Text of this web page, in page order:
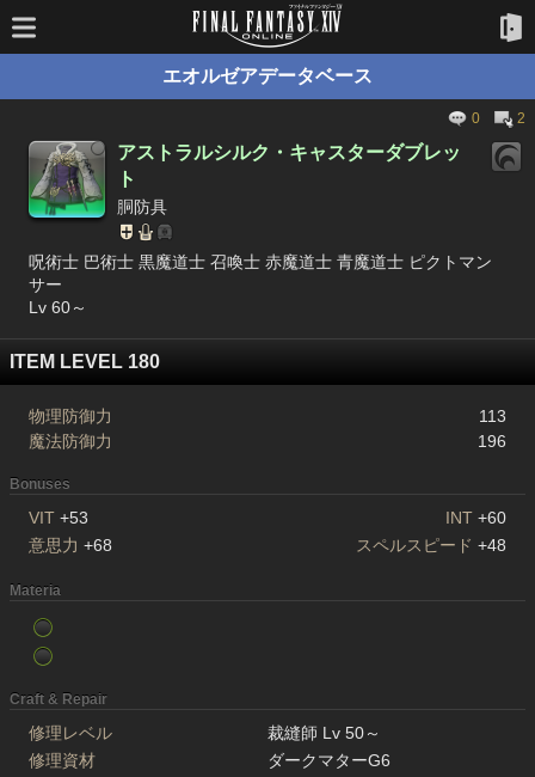
エオルゼアデータベース
0 2
アストラルシルク・キャスターダブレッ
ト
胴防具
呪術士 巴術士 黒魔道士 召喚士 赤魔道士 青魔道士 ピクトマン
サー
Lv 60～
ITEM LEVEL 180
物理防御力
113
魔法防御力
196
Bonuses
VIT +53 INT +60
意思力 +68 スペルスピード +48
Materia
Craft & Repair
修理レベル
裁縫師 Lv 50～
修理資材
ダークマターG6